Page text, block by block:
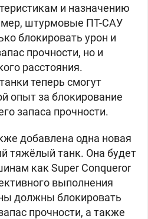
и назначению
штурмовые ПТ-САУ
блокировать урон и
прочности, но и
расстояния.
теперь смогут
опыт за блокирование
запаса прочности.
добавлена одна новая
тяжёлый танк. Она будет
как Super Conqueror
выполнения
должны блокировать
прочности, а также